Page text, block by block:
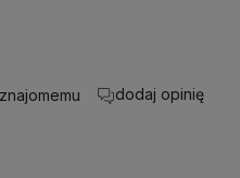
dodaj opinię